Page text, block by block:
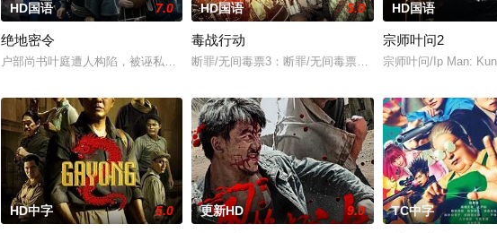
HD国语 7.0
绝地密令
户部尚书叶庭遭人构陷，被诬私贪国库银两，身陷囹圄在即，叶庭急召其子叶护相见。叶护心知
HD国语 5.0
毒战行动
断罪/无间毒票3：断罪/无间毒票：断罪
HD国语
宗师叶问2
宗师叶问/Ip Man:
HD中字 5.0 更新HD 9.0 TC中字